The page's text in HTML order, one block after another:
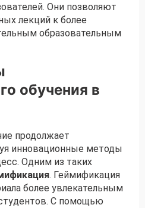
Они позволяют
лекций к более
образовательным
обучения в
продолжает
инновационные методы
Одним из таких
. Геймификация
более увлекательным
С помощью